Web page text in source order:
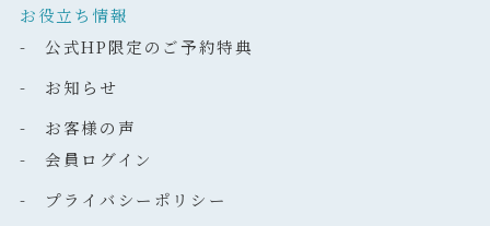
お役立ち情報
- 公式HP限定のご予約特典
- お知らせ
- お客様の声
- 会員ログイン
- プライバシーポリシー